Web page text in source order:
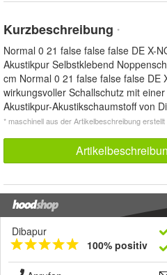
Kurzbeschreibung *
Normal 0 21 false false false DE X-
Akustikpur Selbstklebend
cm Normal 0 21 false false false DE
wirkungsvoller Schallschutz mit
Akustikpur-Akustikschaumstoff von
* maschinell aus der Artikelbeschreibung erstellt
Dibapur
100% positiv